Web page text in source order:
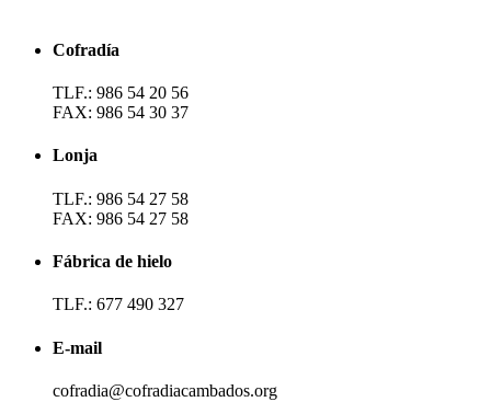
Cofradía
TLF.: 986 54 20 56
FAX: 986 54 30 37
Lonja
TLF.: 986 54 27 58
FAX: 986 54 27 58
Fábrica de hielo
TLF.: 677 490 327
E-mail
cofradia@cofradiacambados.org